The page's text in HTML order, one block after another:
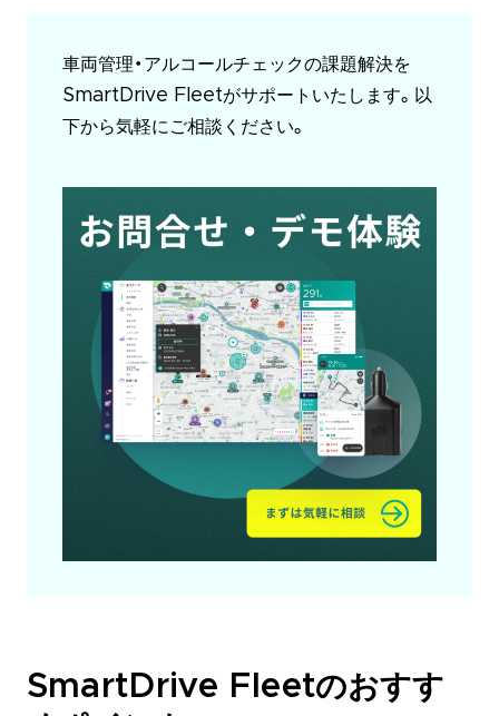
車両管理・アルコールチェックの課題解決を
SmartDrive Fleetがサポートいたします。以
下から気軽にご相談ください。
SmartDrive Fleetのおすす